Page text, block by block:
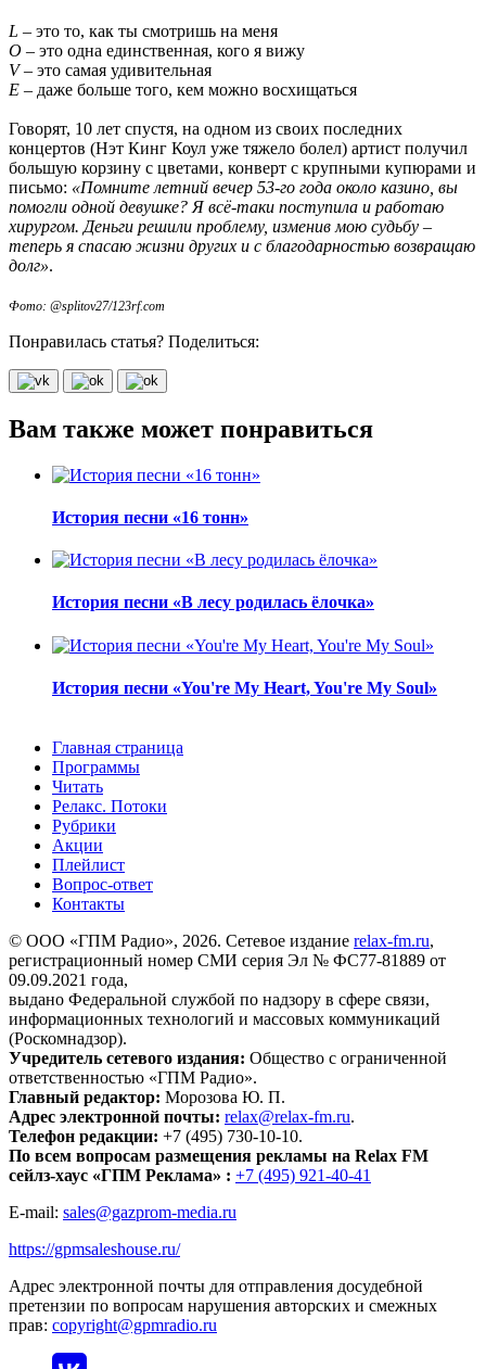
L – это то, как ты смотришь на меня
O – это одна единственная, кого я вижу
V– это самая удивительная
E – даже больше того, кем можно восхищаться
Говорят, 10 лет спустя, на одном из своих последних
концертов (Нэт Кинг Коул уже тяжело болел) артист получил
большую корзину с цветами, конверт с крупными купюрами и
письмо: «Помните летний вечер 53-го года около казино, вы
помогли одной девушке? Я всё-таки поступила и работаю
хирургом. Деньги решили проблему, изменив мою судьбу –
теперь я спасаю жизни других и с благодарностью возвращаю
долг».
Фото: @splitov27/123rf.com
Понравилась статья? Поделиться:
Вам также может понравиться
История песни «16 тонн»
История песни «В лесу родилась ёлочка»
История песни «You're My Heart, You're My Soul»
Главная страница
Программы
Читать
Релакс. Потоки
Рубрики
Акции
Плейлист
Вопрос-ответ
Контакты
© ООО «ГПМ Радио», 2026. Сетевое издание relax-fm.ru,
регистрационный номер СМИ серия Эл № ФС77-81889 от
09.09.2021 года,
выдано Федеральной службой по надзору в сфере связи,
информационных технологий и массовых коммуникаций
(Роскомнадзор).
Учредитель сетевого издания: Общество с ограниченной
ответственностью «ГПМ Радио».
Главный редактор: Морозова Ю. П.
Адрес электронной почты: relax@relax-fm.ru.
Телефон редакции: +7 (495) 730-10-10.
По всем вопросам размещения рекламы на Relax FM
сейлз-хаус «ГПМ Реклама» : +7 (495) 921-40-41
E-mail: sales@gazprom-media.ru
https://gpmsaleshouse.ru/
Адрес электронной почты для отправления досудебной
претензии по вопросам нарушения авторских и смежных
прав: copyright@gpmradio.ru